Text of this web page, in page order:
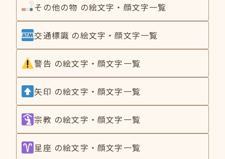
その他の物 の絵文字・顔文字一覧
交通標識 の絵文字・顔文字一覧
警告 の絵文字・顔文字一覧
矢印 の絵文字・顔文字一覧
宗教 の絵文字・顔文字一覧
星座 の絵文字・顔文字一覧